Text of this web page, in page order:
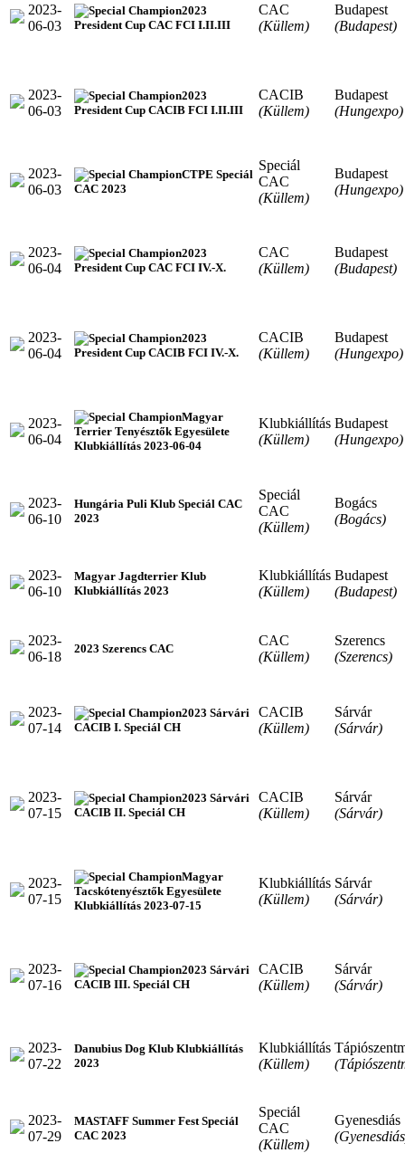
2023-
06-03
2023
President Cup CAC FCI I.II.III
CAC
(Küllem)
Budapest
(Budapest)
2023-
06-03
2023
President Cup CACIB FCI I.II.III
CACIB
(Küllem)
Budapest
(Hungexpo)
2023-
06-03
CTPE Speciál
CAC 2023
Speciál
CAC
(Küllem)
Budapest
(Hungexpo)
2023-
06-04
2023
President Cup CAC FCI IV.-X.
CAC
(Küllem)
Budapest
(Budapest)
2023-
06-04
2023
President Cup CACIB FCI IV.-X.
CACIB
(Küllem)
Budapest
(Hungexpo)
2023-
06-04
Magyar
Terrier Tenyésztők Egyesülete
Klubkiállítás 2023-06-04
Klubkiállítás
(Küllem)
Budapest
(Hungexpo)
2023-
06-10
Hungária Puli Klub Speciál CAC
2023
Speciál
CAC
(Küllem)
Bogács
(Bogács)
2023-
06-10
Magyar Jagdterrier Klub
Klubkiállítás 2023
Klubkiállítás
(Küllem)
Budapest
(Budapest)
2023-
06-18
2023 Szerencs CAC
CAC
(Küllem)
Szerencs
(Szerencs)
2023-
07-14
2023 Sárvári
CACIB I. Speciál CH
CACIB
(Küllem)
Sárvár
(Sárvár)
2023-
07-15
2023 Sárvári
CACIB II. Speciál CH
CACIB
(Küllem)
Sárvár
(Sárvár)
2023-
07-15
Magyar
Tacskótenyésztők Egyesülete
Klubkiállítás 2023-07-15
Klubkiállítás
(Küllem)
Sárvár
(Sárvár)
2023-
07-16
2023 Sárvári
CACIB III. Speciál CH
CACIB
(Küllem)
Sárvár
(Sárvár)
2023-
07-22
Danubius Dog Klub Klubkiállítás
2023
Klubkiállítás
(Küllem)
2023-
07-29
MASTAFF Summer Fest Speciál
CAC 2023
Speciál
CAC
(Küllem)
Gyenesdiás